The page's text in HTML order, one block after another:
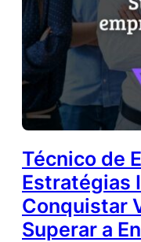
Técnico de
Estratégias
Conquistar
Superar a